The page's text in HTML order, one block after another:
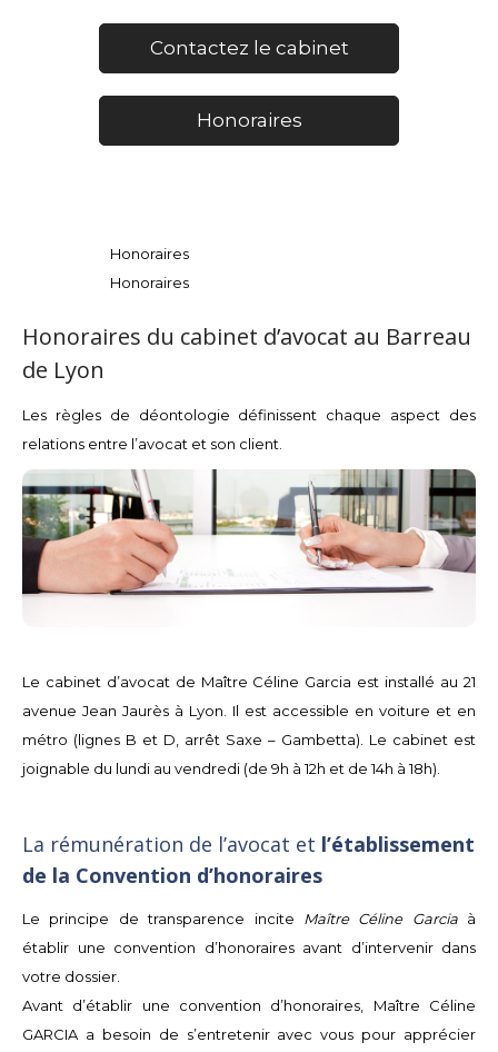
Contactez le cabinet
Honoraires
Honoraires
Honoraires
Honoraires du cabinet d’avocat au Barreau
de Lyon
Les règles de déontologie définissent chaque aspect des
relations entre l’avocat et son client.
Le cabinet d’avocat de Maître Céline Garcia est installé au 21
avenue Jean Jaurès à Lyon. Il est accessible en voiture et en
métro (lignes B et D, arrêt Saxe – Gambetta). Le cabinet est
joignable du lundi au vendredi (de 9h à 12h et de 14h à 18h).
La rémunération de l’avocat et l’établissement
de la Convention d’honoraires
Le principe de transparence incite Maître Céline Garciaà
établir une convention d’honoraires avant d’intervenir dans
votre dossier.
Avant d’établir une convention d’honoraires, Maître Céline
GARCIA a besoin de s’entretenir avec vous pour apprécier